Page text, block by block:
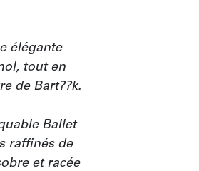
élégante
tout en
de Bart??k.
Ballet
raffinés de
et racée